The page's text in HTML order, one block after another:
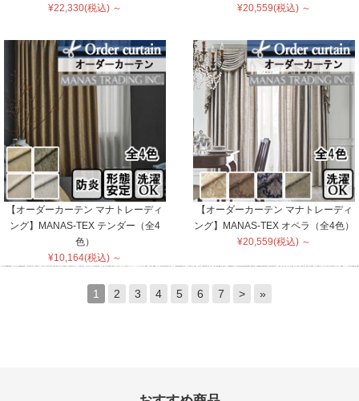
¥22,330(税込) ～
¥20,559(税込) ～
【オーダーカーテン マナトレーディ
ング】MANAS-TEX テンダー（全4
色）
¥10,164(税込) ～
【オーダーカーテン マナトレーディ
ング】MANAS-TEX オペラ（全4色）
¥20,559(税込) ～
1 2 3 4 5 6 7 > »